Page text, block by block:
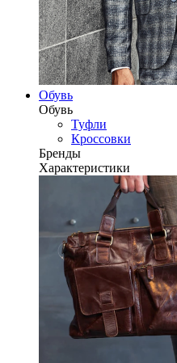
Обувь
Обувь
Туфли
Кроссовки
Бренды
Характеристики